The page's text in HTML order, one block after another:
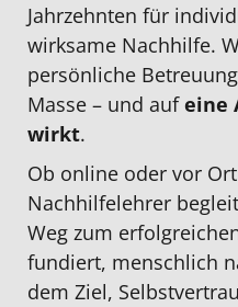
Jahrzehnten für
wirksame Nachhilfe.
persönliche
Masse – und aufeine
wirkt.
Ob online oder vor
Nachhilfelehrer
Weg zum
fundiert, menschlich
dem Ziel,